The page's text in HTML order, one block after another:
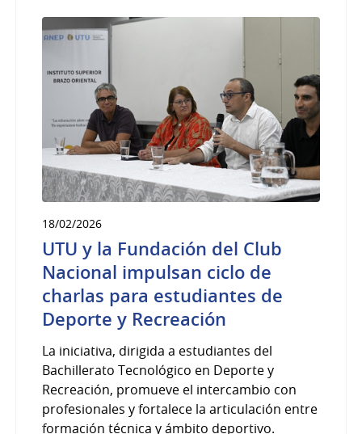
18/02/2026
UTU y la Fundación del Club
Nacional impulsan ciclo de
charlas para estudiantes de
Deporte y Recreación
La iniciativa, dirigida a estudiantes del
Bachillerato Tecnológico en Deporte y
Recreación, promueve el intercambio con
profesionales y fortalece la articulación entre
formación técnica y ámbito deportivo.